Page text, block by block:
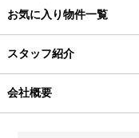
お気に入り物件一覧
スタッフ紹介
会社概要